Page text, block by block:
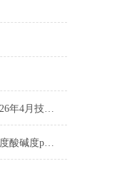
便携式土壤检测仪器2026年4月技术实力榜单：选购指南
手持式便携湿度测定温度酸碱度ph盐分测试仪农林种植可用土壤检测仪器推荐